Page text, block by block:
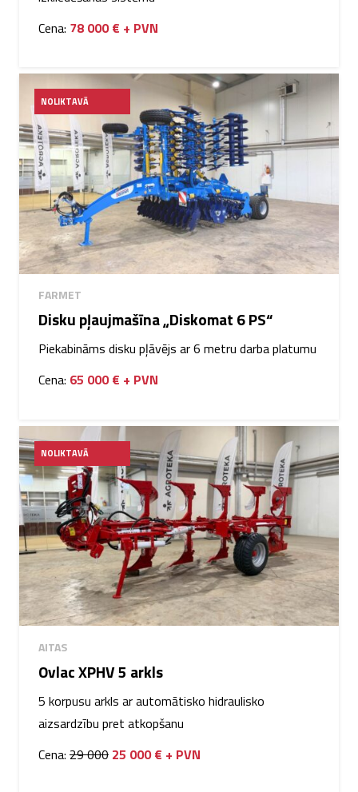
Cena: 78 000 € + PVN
NOLIKTAVĀ
FARMET
Disku pļaujmašīna „Diskomat 6 PS“
Piekabināms disku pļāvējs ar 6 metru darba platumu
Cena: 65 000 € + PVN
NOLIKTAVĀ
AITAS
Ovlac XPHV 5 arkls
5 korpusu arkls ar automātisko hidraulisko
aizsardzību pret atkopšanu
Cena: 29 000 25 000 € + PVN